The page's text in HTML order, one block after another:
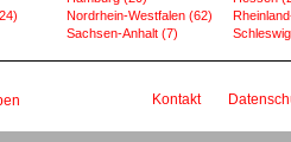
Nordrhein-Westfalen (62)
Sachsen-Anhalt (7)
Kontakt